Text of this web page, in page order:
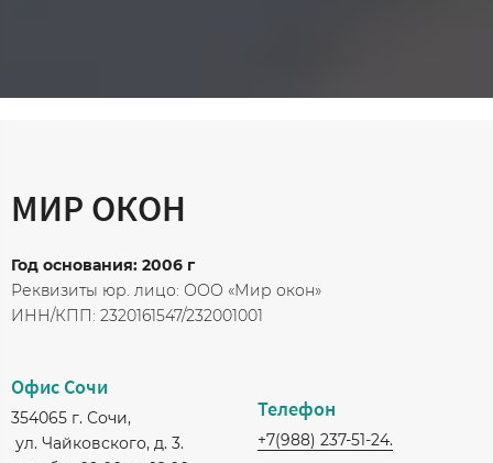
МИР ОКОН
Год основания: 2006 г
Реквизиты юр. лицо: ООО «Мир окон»
ИНН/КПП: 2320161547/232001001
Офис Сочи
354065 г. Сочи,
ул. Чайковского, д. 3.
Телефон
+7(988) 237-51-24.